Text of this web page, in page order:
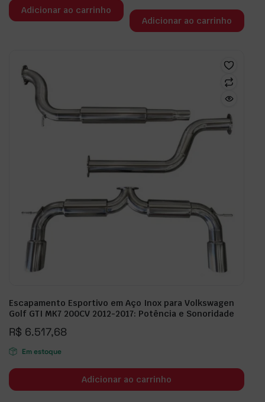
Adicionar ao carrinho
Adicionar ao carrinho
Escapamento Esportivo em Aço Inox para Volkswagen
Golf GTI MK7 200CV 2012-2017: Potência e Sonoridade
R$ 6.517,68
Em estoque
Adicionar ao carrinho